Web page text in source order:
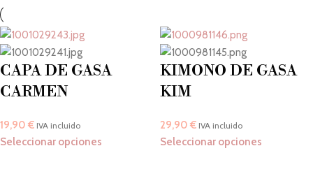
CAPA DE GASA
CARMEN
19,90 € IVA incluido
Seleccionar opciones
KIMONO DE GASA
KIM
29,90 € IVA incluido
Seleccionar opciones